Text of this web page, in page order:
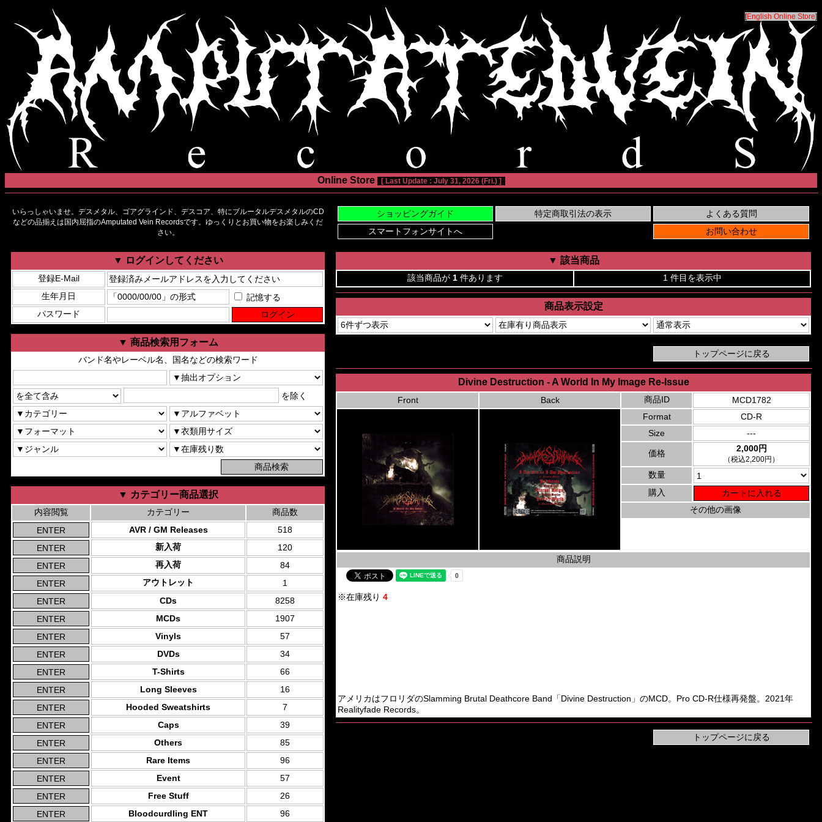
[English Online Store]
Online Store [ Last Update : July 31, 2026 (Fri.) ]
いらっしゃいませ。デスメタル、ゴアグラインド、デスコア、特にブルータルデスメタルのCD
などの品揃えは国内屈指のAmputated Vein Recordsです。ゆっくりとお買い物をお楽しみくだ
さい。
▼ ログインしてください
登録E-Mail
生年月日
記憶する
パスワード
▼ 商品検索用フォーム
バンド名やレーベル名、国名などの検索ワード
を除く
▼ カテゴリー商品選択
内容閲覧 カテゴリー
商品数
AVR / GM Releases
518
新入荷
120
再入荷
84
アウトレット
1
CDs
8258
MCDs
1907
Vinyls
57
DVDs
34
T-Shirts
66
Long Sleeves
16
Hooded Sweatshirts
7
Caps
39
Others
85
Rare Items
96
Event
57
Free Stuff
26
Bloodcurdling ENT
96
▼ 該当商品
該当商品が 1 件あります 1 件目を表示中
商品表示設定
Divine Destruction - A World In My Image Re-Issue
Front Back 商品ID
MCD1782
Format
CD-R
Size
---
価格 2,000円
（税込2,200円）
数量
購入
その他の画像
商品説明
※在庫残り 4
アメリカはフロリダのSlamming Brutal Deathcore Band「Divine Destruction」のMCD。Pro CD-R仕様再発盤。2021年
Realityfade Records。